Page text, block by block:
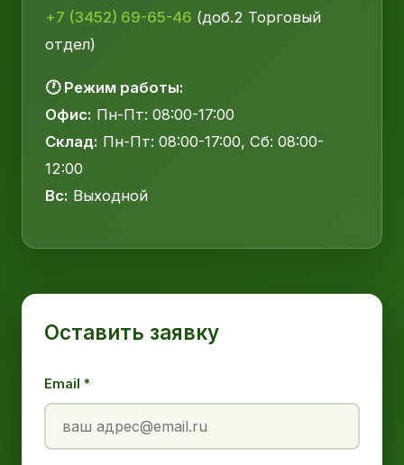
+7 (3452) 69-65-46 (доб.2 Торговый
отдел)
🕐 Режим работы:
Офис: Пн-Пт: 08:00-17:00
Склад: Пн-Пт: 08:00-17:00, Сб: 08:00-
12:00
Вс: Выходной
Оставить заявку
Email *